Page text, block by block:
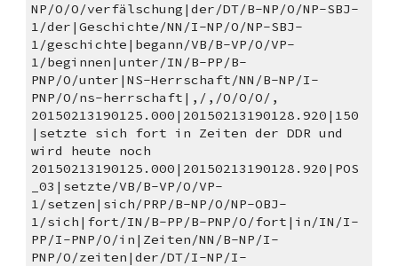
NP/O/O/verfälschung|der/DT/B-NP/O/NP-SBJ-
1/der|Geschichte/NN/I-NP/O/NP-SBJ-
1/geschichte|begann/VB/B-VP/O/VP-
1/beginnen|unter/IN/B-PP/B-
PNP/O/unter|NS-Herrschaft/NN/B-NP/I-
PNP/O/ns-herrschaft|,/,/O/O/O/,
20150213190125.000|20150213190128.920|150
|setzte sich fort in Zeiten der DDR und
wird heute noch
20150213190125.000|20150213190128.920|POS
_03|setzte/VB/B-VP/O/VP-
1/setzen|sich/PRP/B-NP/O/NP-OBJ-
1/sich|fort/IN/B-PP/B-PNP/O/fort|in/IN/I-
PP/I-PNP/O/in|Zeiten/NN/B-NP/I-
PNP/O/zeiten|der/DT/I-NP/I-